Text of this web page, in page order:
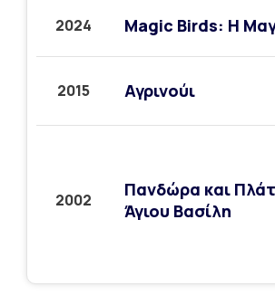
2024 Magic Birds: Η
2015 Αγρινούι
2002
Πανδώρα και
Άγιου Βασίλη